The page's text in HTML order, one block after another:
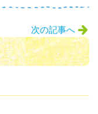
次の記事へ